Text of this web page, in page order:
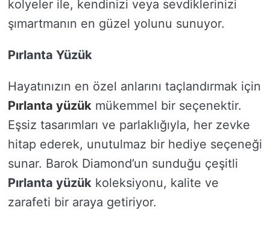
kolyeler ile, kendinizi veya sevdiklerinizi
şımartmanın en güzel yolunu sunuyor.
Pırlanta Yüzük
Hayatınızın en özel anlarını taçlandırmak için
Pırlanta yüzük mükemmel bir seçenektir.
Eşsiz tasarımları ve parlaklığıyla, her zevke
hitap ederek, unutulmaz bir hediye seçeneği
sunar. Barok Diamond’un sunduğu çeşitli
Pırlanta yüzük koleksiyonu, kalite ve
zarafeti bir araya getiriyor.